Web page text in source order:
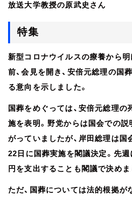
放送大学教授の原武史さん
特集
新型コロナウイルスの療養から
前、会見を開き、安倍元総理の国
る意向を示しました。
国葬をめぐっては、安倍元総理
施を表明。野党からは国会での
がっていましたが、岸田総理は国
22日に国葬実施を閣議決定。先
円を支出することも閣議で決めま
ただ、国葬については法的根拠が